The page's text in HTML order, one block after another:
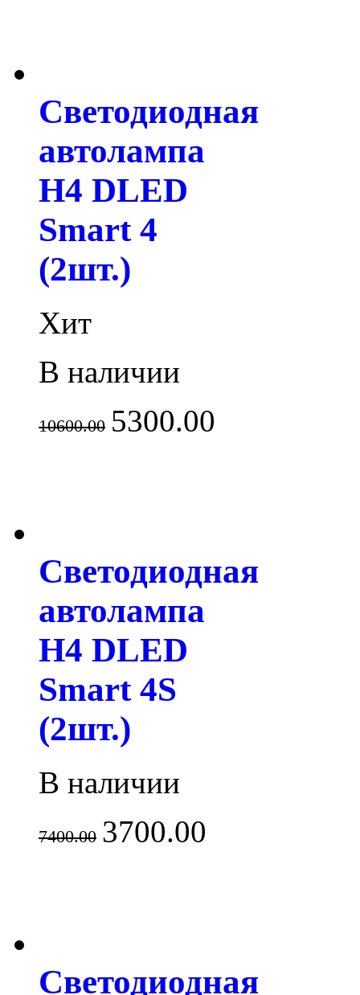
Светодиодная
автолампа
H4 DLED
Smart 4
(2шт.)
Хит
В наличии
10600.00 5300.00
Светодиодная
автолампа
H4 DLED
Smart 4S
(2шт.)
В наличии
7400.00 3700.00
Светодиодная